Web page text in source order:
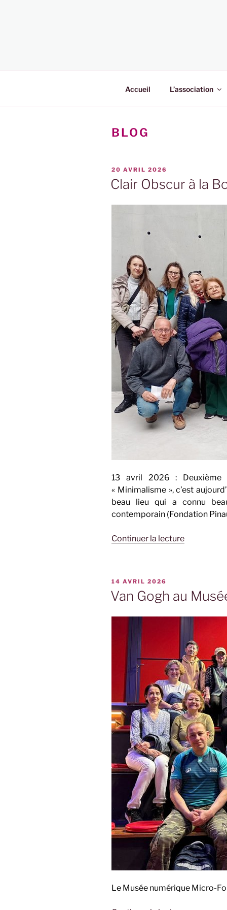
Accueil L’association
BLOG
PUBLIÉ
20 AVRIL 2026
Clair Obscur à la
13 avril 2026 : Deuxième
« Minimalisme », c’est
beau lieu qui a connu
contemporain (Fondation
Continuer la lecturede
Bourse
PUBLIÉ
LE
14 AVRIL 2026
Van Gogh au
Le Musée numérique Micro-